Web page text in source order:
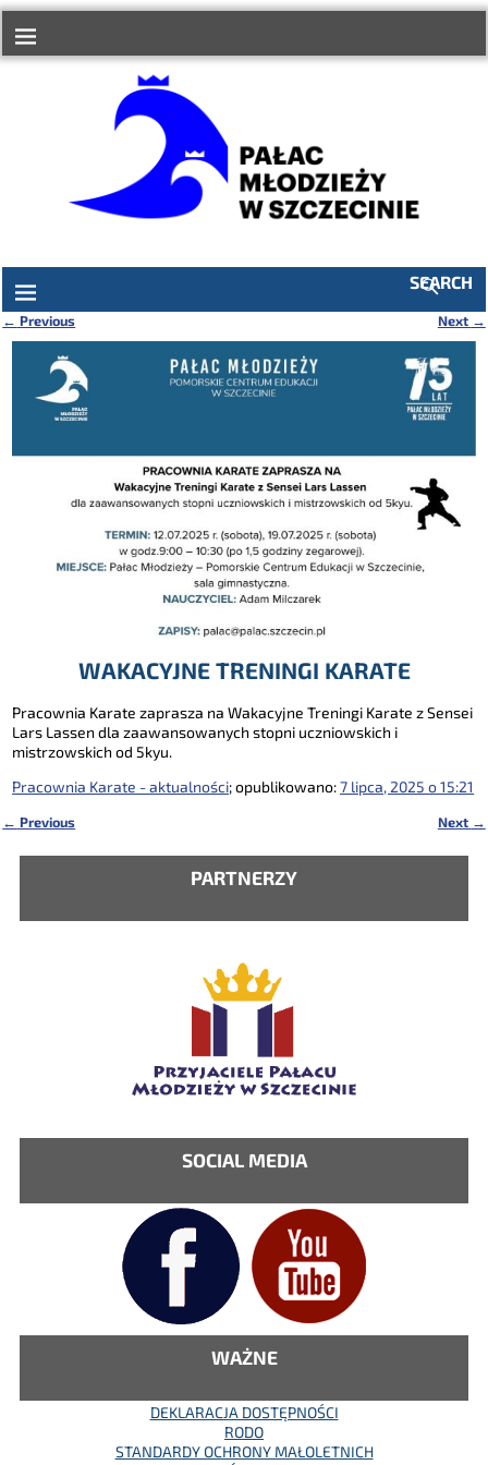
treści
SEARCH
Nawigacja
← Previous Next →
WAKACYJNE TRENINGI KARATE
Pracownia Karate zaprasza na Wakacyjne Treningi Karate z Sensei
Lars Lassen dla zaawansowanych stopni uczniowskich i
mistrzowskich od 5kyu.
Pracownia Karate - aktualności; opublikowano:7 lipca, 2025 o 15:21
← Previous Next →
PARTNERZY
SOCIAL MEDIA
WAŻNE
DEKLARACJA DOSTĘPNOŚCI
RODO
STANDARDY OCHRONY MAŁOLETNICH